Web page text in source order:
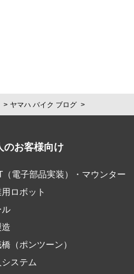
ヤマハ バイク ブログ
のお客様向け
（電子部品実装）・マウンター
ロボット
ル
（ポンツーン）
ステム